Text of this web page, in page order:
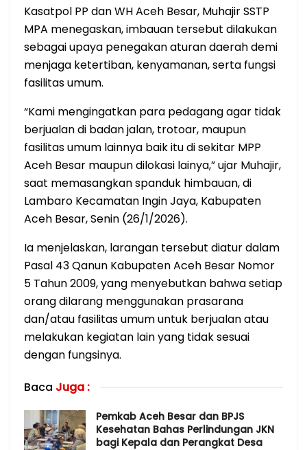
Kasatpol PP dan WH Aceh Besar, Muhajir SSTP
MPA menegaskan, imbauan tersebut dilakukan
sebagai upaya penegakan aturan daerah demi
menjaga ketertiban, kenyamanan, serta fungsi
fasilitas umum.
“Kami mengingatkan para pedagang agar tidak
berjualan di badan jalan, trotoar, maupun
fasilitas umum lainnya baik itu di sekitar MPP
Aceh Besar maupun dilokasi lainya,” ujar Muhajir,
saat memasangkan spanduk himbauan, di
Lambaro Kecamatan Ingin Jaya, Kabupaten
Aceh Besar, Senin (26/1/2026).
Ia menjelaskan, larangan tersebut diatur dalam
Pasal 43 Qanun Kabupaten Aceh Besar Nomor
5 Tahun 2009, yang menyebutkan bahwa setiap
orang dilarang menggunakan prasarana
dan/atau fasilitas umum untuk berjualan atau
melakukan kegiatan lain yang tidak sesuai
dengan fungsinya.
Baca Juga :
Pemkab Aceh Besar dan BPJS
Kesehatan Bahas Perlindungan JKN
bagi Kepala dan Perangkat Desa